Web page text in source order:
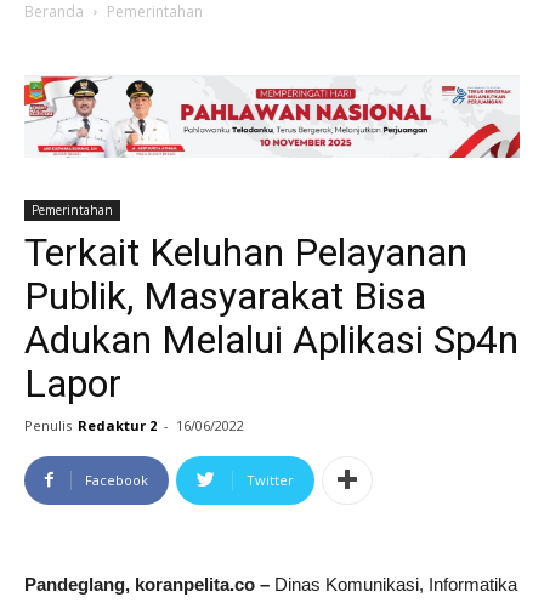
Beranda Pemerintahan
Pemerintahan
Terkait Keluhan Pelayanan
Publik, Masyarakat Bisa
Adukan Melalui Aplikasi Sp4n
Lapor
Penulis Redaktur 2 - 16/06/2022
Facebook Twitter
Pandeglang, koranpelita.co – Dinas Komunikasi, Informatika